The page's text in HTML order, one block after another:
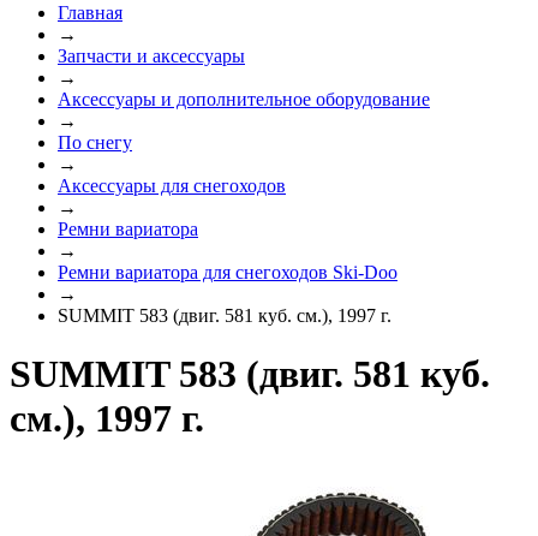
Главная
→
Запчасти и аксессуары
→
Аксессуары и дополнительное оборудование
→
По снегу
→
Аксессуары для снегоходов
→
Ремни вариатора
→
Ремни вариатора для снегоходов Ski-Doo
→
SUMMIT 583 (двиг. 581 куб. см.), 1997 г.
SUMMIT 583 (двиг. 581 куб.
см.), 1997 г.